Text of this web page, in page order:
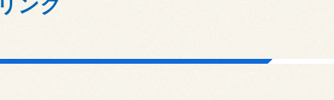
リンク